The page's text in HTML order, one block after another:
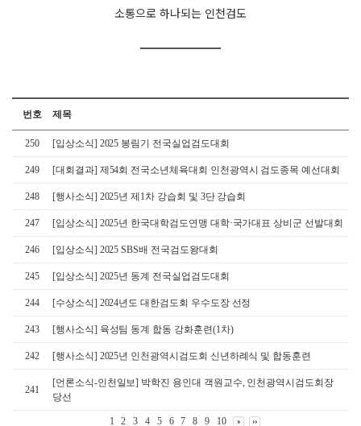
소통으로 하나되는 인천검도
번호 제목
250 [입상소식] 2025 봉림기 전국실업검도대회
249 [대회결과] 제54회 전국소년체육대회 인천광역시 검도종목 예선대회
248 [행사소식] 2025년 제1차 강습회 및 3단 강습회
247 [입상소식] 2025년 한국대학검도연맹 대학·국가대표 상비군 선발대회
246 [입상소식] 2025 SBS배 전국검도왕대회
245 [입상소식] 2025년 동계 전국실업검도대회
244 [수상소식] 2024년도 대한검도회 우수도장 선정
243 [행사소식] 육성팀 동계 합동 강화훈련(1차)
242 [행사소식] 2025년 인천광역시검도회 신년하례식 및 합동훈련
241
[언론소식-인천일보] 박학진 용인대 객원교수, 인천광역시검도회장
당선
1 2 3 4 5 6 7 8 9 10